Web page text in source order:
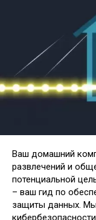
Ваш домашний
развлечений и
потенциальной
– ваш гид по
защиты данных.